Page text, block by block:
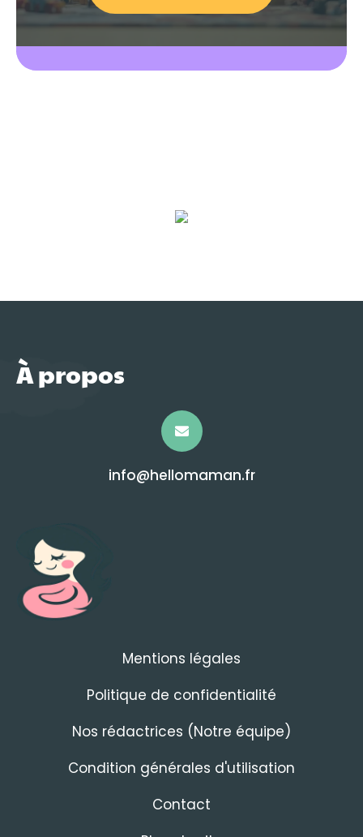
À propos
info@hellomaman.fr
Mentions légales
Politique de confidentialité
Nos rédactrices (Notre équipe)
Condition générales d'utilisation
Contact